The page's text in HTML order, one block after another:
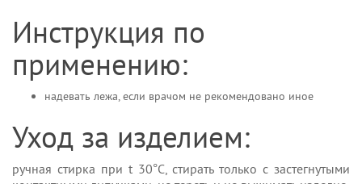
Инструкция по
применению:
надевать лежа, если врачом не рекомендовано иное
Уход за изделием:
ручная стирка при t 30°С, стирать только с застегнутыми